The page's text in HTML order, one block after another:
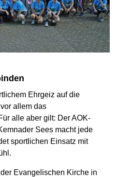
Ehrgeiz auf die
allem das
alle aber gilt: Der AOK-
Sees macht jede
sportlichen Einsatz mit
Evangelischen Kirche in